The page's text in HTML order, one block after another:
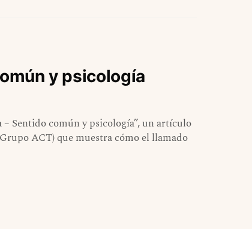
y psicología
Sentido común y psicología”, un artículo
ACT) que muestra cómo el llamado